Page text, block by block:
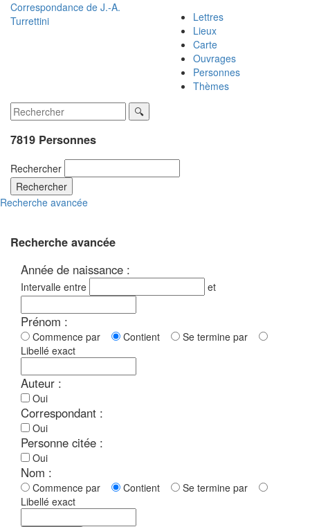
Correspondance de J.-A.
Turrettini
Lettres
Lieux
Carte
Ouvrages
Personnes
Thèmes
7819 Personnes
Rechercher
Rechercher
Recherche avancée
Recherche avancée
Année de naissance :
Intervalle entre et
Prénom :
Commence par Contient
Se termine par
Libellé exact
Auteur :
Oui
Correspondant :
Oui
Personne citée :
Oui
Nom :
Commence par Contient
Se termine par
Libellé exact